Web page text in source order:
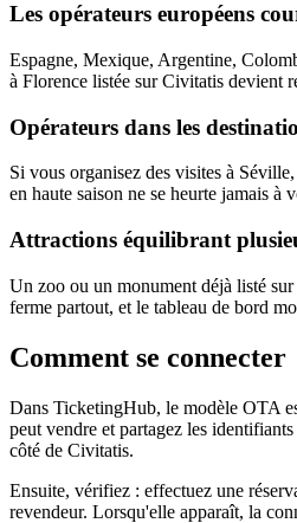
Les opérateurs européens
Espagne, Mexique, Argentine,
à Florence listée sur Civitatis devient
Opérateurs dans les
Si vous organisez des visites à
en haute saison ne se heurte jamais
Attractions équilibrant
Un zoo ou un monument déjà listé
ferme partout, et le tableau de bord
Comment se connecter
Dans TicketingHub, le modèle OTA
peut vendre et partagez les
côté de Civitatis.
Ensuite, vérifiez : effectuez une
revendeur. Lorsqu'elle apparaît, la